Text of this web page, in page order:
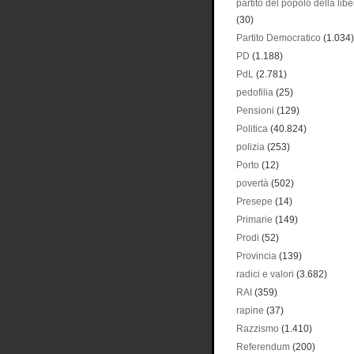
partito del popolo della
(30)
Partito Democratico (1.034)
PD (1.188)
PdL (2.781)
pedofilia (25)
Pensioni (129)
Politica (40.824)
polizia (253)
Porto (12)
povertà (502)
Presepe (14)
Primarie (149)
Prodi (52)
Provincia (139)
radici e valori (3.682)
RAI (359)
rapine (37)
Razzismo (1.410)
Referendum (200)